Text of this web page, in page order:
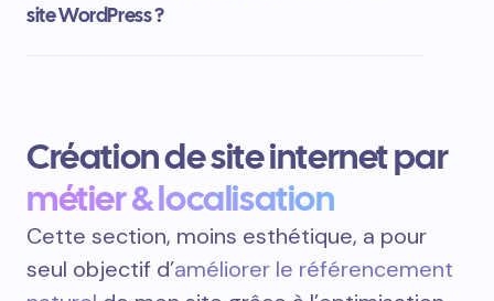
site WordPress ?
Création de site internet par
métier & localisation
Cette section, moins esthétique, a pour
seul objectif d’améliorer le référencement